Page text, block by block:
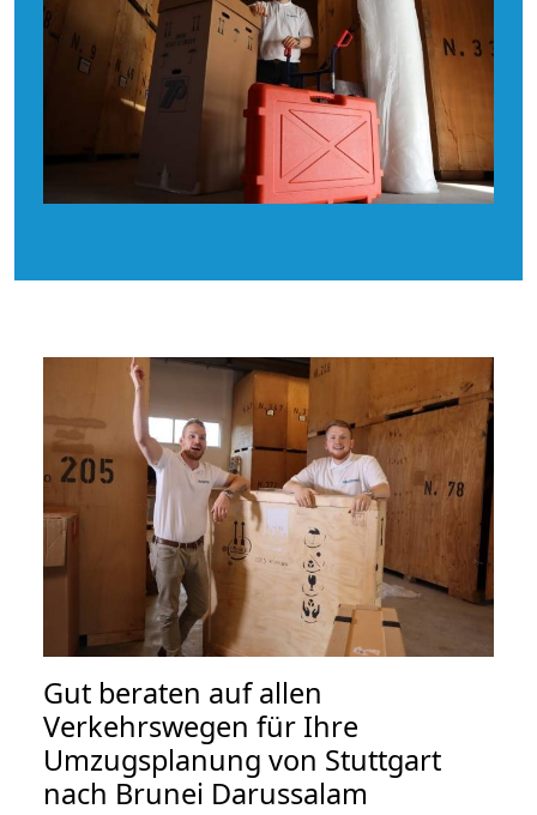
Gut beraten auf allen
Verkehrswegen für Ihre
Umzugsplanung von Stuttgart
nach Brunei Darussalam